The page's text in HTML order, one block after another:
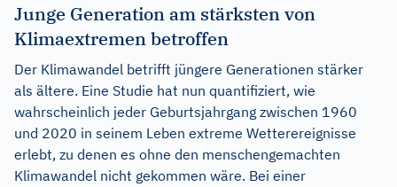
Junge Generation am stärksten von
Klimaextremen betroffen
Der Klimawandel betrifft jüngere Generationen stärker
als ältere. Eine Studie hat nun quantifiziert, wie
wahrscheinlich jeder Geburtsjahrgang zwischen 1960
und 2020 in seinem Leben extreme Wetterereignisse
erlebt, zu denen es ohne den menschengemachten
Klimawandel nicht gekommen wäre. Bei einer